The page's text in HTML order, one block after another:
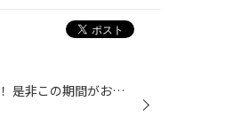
毎週木曜日は女性にお得なレディースＤＡＹを開催しております！ 是非この期間がお得になっておりますので、お見逃し無く★ 車について分からなくても、大丈夫！まずは無料安全点検からどうぞ♪ ご来店、お待ちしております。